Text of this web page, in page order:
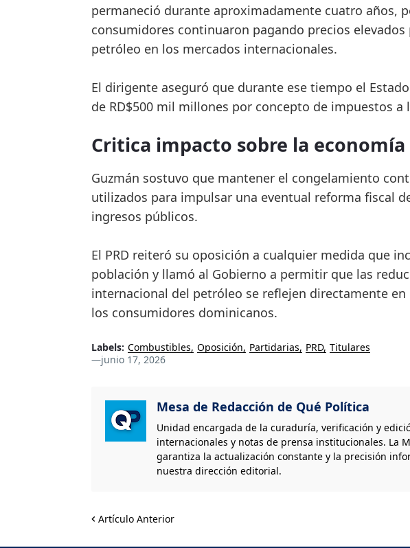
permaneció durante aproximadamente cuatro años,
consumidores continuaron pagando precios elevados
petróleo en los mercados internacionales.
El dirigente aseguró que durante ese tiempo el
de RD$500 mil millones por concepto de impuestos a
Critica impacto sobre la
Guzmán sostuvo que mantener el congelamiento
utilizados para impulsar una eventual reforma fiscal
ingresos públicos.
El PRD reiteró su oposición a cualquier medida que
población y llamó al Gobierno a permitir que las
internacional del petróleo se reflejen directamente
los consumidores dominicanos.
Labels: Combustibles Oposición Partidarias PRD Titulares
—junio 17, 2026
Mesa de Redacción de Qué Política
Unidad encargada de la curaduría, verificación y
internacionales y notas de prensa institucionales. La
garantiza la actualización constante y la precisión
nuestra dirección editorial.
Artículo Anterior